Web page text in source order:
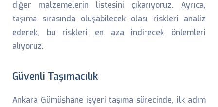
diğer malzemelerin listesini çıkarıyoruz. Ayrıca,
taşıma sırasında oluşabilecek olası riskleri analiz
ederek, bu riskleri en aza indirecek önlemleri
alıyoruz.
Güvenli Taşımacılık
Ankara Gümüşhane işyeri taşıma sürecinde, ilk adım